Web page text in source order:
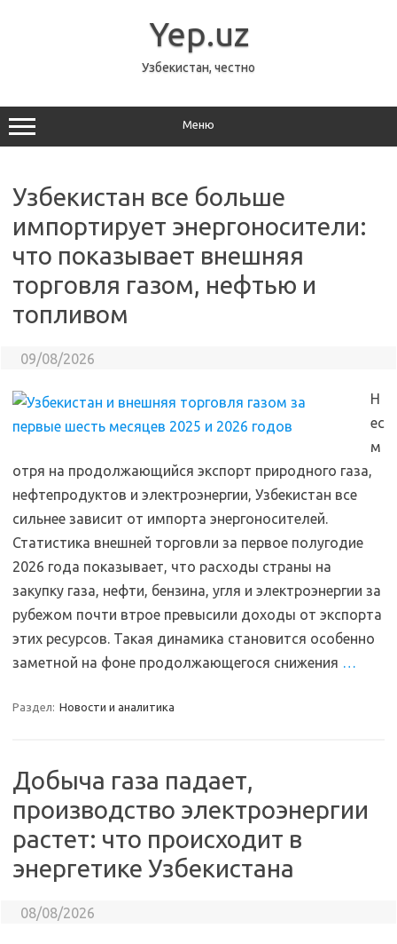
Yep.uz
Узбекистан, честно
Меню
Узбекистан все больше
импортирует энергоносители:
что показывает внешняя
торговля газом, нефтью и
топливом
09/08/2026
Н
ес
м
отря на продолжающийся экспорт природного газа,
нефтепродуктов и электроэнергии, Узбекистан все
сильнее зависит от импорта энергоносителей.
Статистика внешней торговли за первое полугодие
2026 года показывает, что расходы страны на
закупку газа, нефти, бензина, угля и электроэнергии за
рубежом почти втрое превысили доходы от экспорта
этих ресурсов. Такая динамика становится особенно
заметной на фоне продолжающегося снижения …
Раздел: Новости и аналитика
Добыча газа падает,
производство электроэнергии
растет: что происходит в
энергетике Узбекистана
08/08/2026